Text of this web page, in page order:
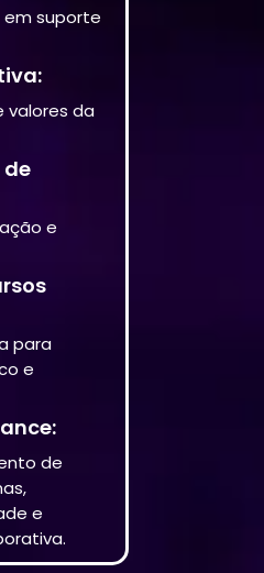
suporte
valores da
de
e
para
e
de
e